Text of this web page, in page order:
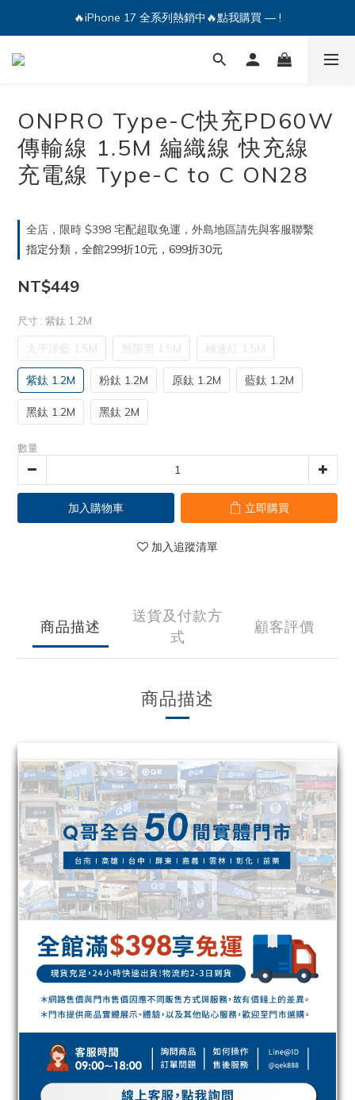
🔥iPhone 17 全系列熱銷中🔥點我購買 — !
🔥iPhone 17 全系列熱銷中🔥點我購買 — !
💕加入Q哥 Line 新好友領優惠券！🎫
ONPRO Type-C快充PD60W
傳輸線 1.5M 編織線 快充線
充電線 Type-C to C ON28
全店，限時 $398 宅配超取免運，外島地區請先與客服聯繫
指定分類，全館299折10元，699折30元
NT$449
尺寸 : 紫鈦 1.2M
太平洋藍 1.5M 無限黑 1.5M 極速紅 1.5M
紫鈦 1.2M 粉鈦 1.2M 原鈦 1.2M 藍鈦 1.2M
黑鈦 1.2M 黑鈦 2M
數量
加入購物車 立即購買
加入追蹤清單
商品描述
送貨及付款方
式
顧客評價
商品描述